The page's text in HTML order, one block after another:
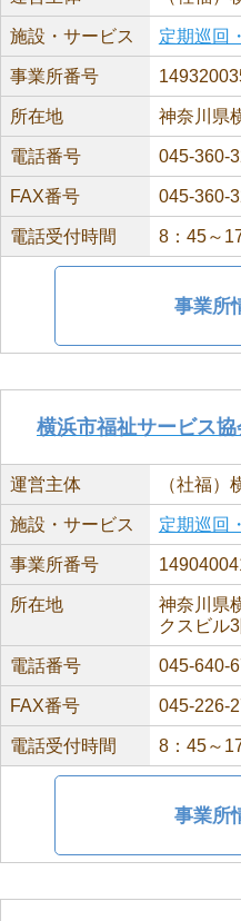
施設・サービス 定期巡回
事業所番号
所在地 神奈川県
電話番号 045-360-
FAX番号 045-360-
電話受付時間 8：45～
事業所
横浜市福祉サービス
運営主体 （社福）
施設・サービス 定期巡回
事業所番号
所在地
神奈川県
クスビル
電話番号 045-640-
FAX番号 045-226-
電話受付時間 8：45～
事業所